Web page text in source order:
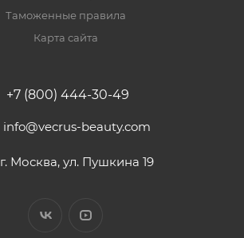
Таможенные правила
Карта сайта
+7 (800) 444-30-49
info@vecrus-beauty.com
г. Москва, ул. Пушкина 19